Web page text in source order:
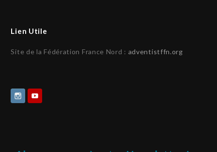
Lien Utile
Site de la Fédération France Nord : adventistffn.org